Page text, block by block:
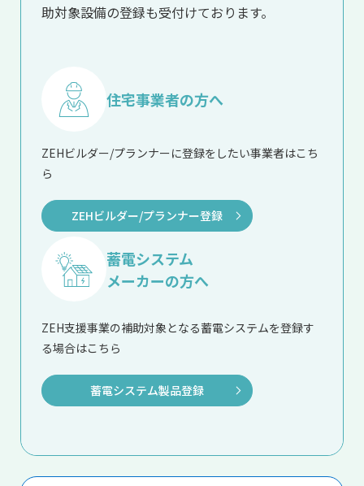
助対象設備の登録も受付けております。
住宅事業者の方へ
ZEHビルダー/プランナー登録
ZEHビルダー/プランナーに登録をしたい事業者はこち
ら
蓄電システム
メーカーの方へ
蓄電システム製品登録
ZEH支援事業の補助対象となる蓄電システムを登録す
る場合はこちら